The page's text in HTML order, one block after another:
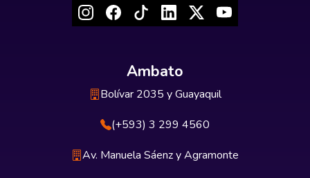
Ambato
Bolívar 2035 y Guayaquil
(+593) 3 299 4560
Av. Manuela Sáenz y Agramonte